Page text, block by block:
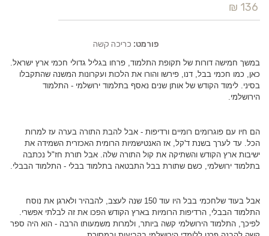
136 ₪
פורמט: כריכה קשה
במשך חמישה דורות של תקופת התלמוד, פרחו בגליל גדולי חכמי ארץ ישראל.
כאן, כמו חכמי בבל, דנו, פירשו והורו את הלכות ועקרונות המשנה שהתקבלו
בסיני. לימוד הקודש של אותן שנים נאסף בתלמוד ירושלמי - התלמוד
הירושלמי.
הם חיו עם פוגרומים רומיים ורדיפות - אבל להבת התורה בערה עז למרות
הכל. עד לערך בשנת ד'קל, אז האנטישמיות הרומית האכזרית השמידה את
ישיבות ארץ הקודש והשתיקה את קול התורה שלה. אבל תורת חז"ל נכתבה
בתלמוד ירושלמי, כשם שתורת בבל התבטאה בתלמוד בבלי - התלמוד הבבלי.
אבל בעוד שלחכמי בבל היו עוד 150 שנה לעצב, להבהיר ולארגן את נוסח
התלמוד הבבלי, הרדיפות הרומיות בארץ הקודש הפכו את זה לבלתי אפשרי.
לפיכך, התלמוד הירושלמי קשה ביותר, ולמרות משמעותו הרבה - הוא היה ספר